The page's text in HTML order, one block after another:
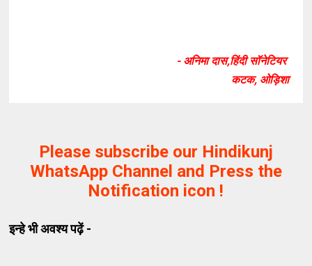
- अनिमा दास,हिंदी सॉनेटियर
कटक, ओड़िशा
Please subscribe our Hindikunj
WhatsApp Channel and Press the
Notification icon !
इन्हे भी अवश्य पढ़ें -